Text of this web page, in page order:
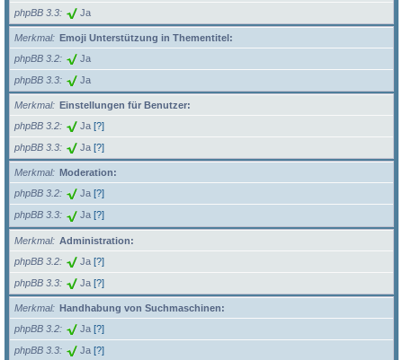
phpBB 3.3 Ja
Merkmal
Emoji Unterstützung in Thementitel:
phpBB 3.2
Ja
phpBB 3.3 Ja
Merkmal
Einstellungen für Benutzer:
phpBB 3.2
Ja [?]
phpBB 3.3 Ja [?]
Merkmal
Moderation:
phpBB 3.2
Ja [?]
phpBB 3.3 Ja [?]
Merkmal
Administration:
phpBB 3.2
Ja [?]
phpBB 3.3 Ja [?]
Merkmal
Handhabung von Suchmaschinen:
phpBB 3.2
Ja [?]
phpBB 3.3 Ja [?]